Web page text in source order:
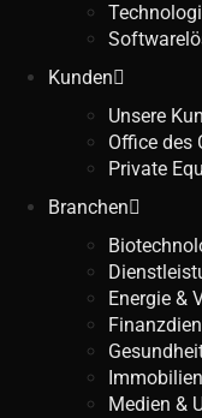
Kunden
Unsere
Office des
Private
Branchen
Energie &
Immobilien
Medien &